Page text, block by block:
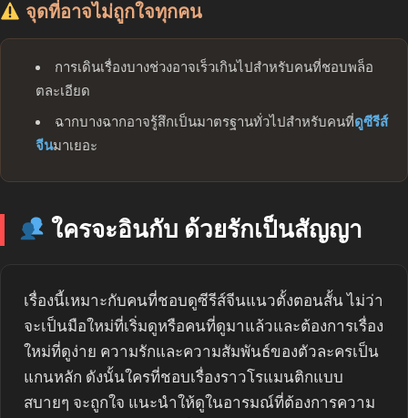
จุดที่อาจไม่ถูกใจทุกคน
การเดินเรื่องบางช่วงอาจเร็วเกินไปสำหรับคนที่ชอบพล็อ
ตละเอียด
ฉากบางฉากอาจรู้สึกเป็นมาตรฐานทั่วไปสำหรับคนที่ดูซีรีส์
จีนมาเยอะ
ใครจะอินกับ ด้วยรักเป็นสัญญา
เรื่องนี้เหมาะกับคนที่ชอบดูซีรีส์จีนแนวตั้งตอนสั้น ไม่ว่า
จะเป็นมือใหม่ที่เริ่มดูหรือคนที่ดูมาแล้วและต้องการเรื่อง
ใหม่ที่ดูง่าย ความรักและความสัมพันธ์ของตัวละครเป็น
แกนหลัก ดังนั้นใครที่ชอบเรื่องราวโรแมนติกแบบ
สบายๆ จะถูกใจ แนะนำให้ดูในอารมณ์ที่ต้องการความ